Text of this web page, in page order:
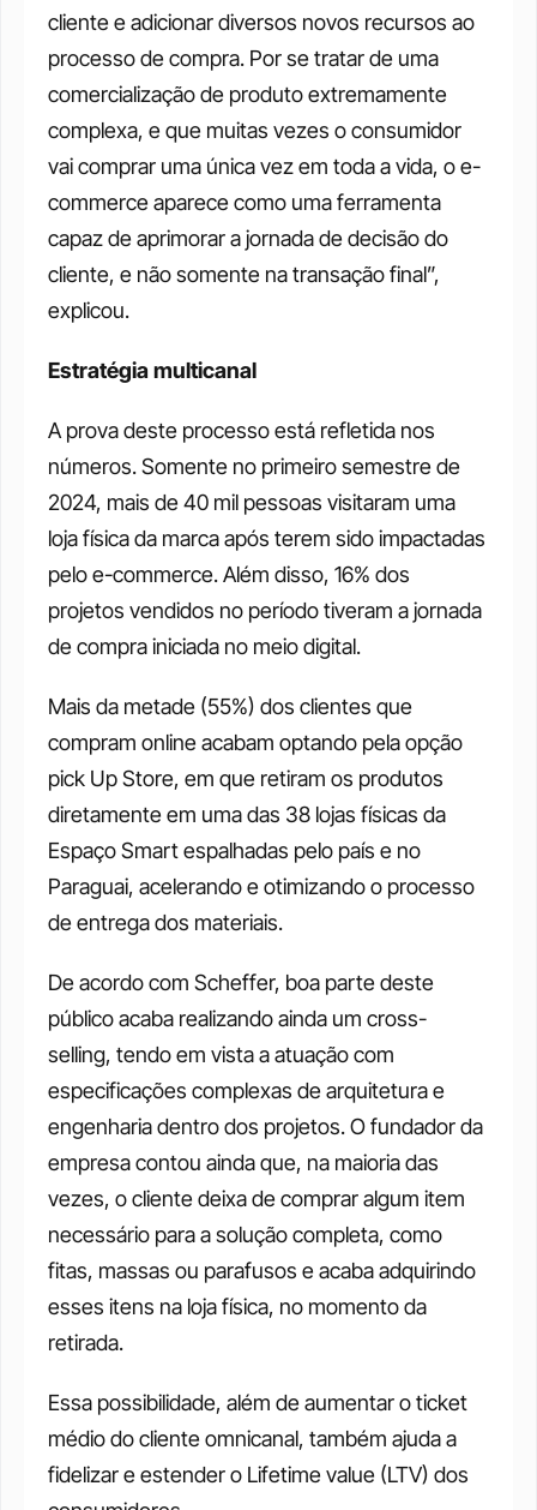
cliente e adicionar diversos novos recursos ao
processo de compra. Por se tratar de uma
comercialização de produto extremamente
complexa, e que muitas vezes o consumidor
vai comprar uma única vez em toda a vida, o e-
commerce aparece como uma ferramenta
capaz de aprimorar a jornada de decisão do
cliente, e não somente na transação final”,
explicou.
Estratégia multicanal
A prova deste processo está refletida nos
números. Somente no primeiro semestre de
2024, mais de 40 mil pessoas visitaram uma
loja física da marca após terem sido impactadas
pelo e-commerce. Além disso, 16% dos
projetos vendidos no período tiveram a jornada
de compra iniciada no meio digital.
Mais da metade (55%) dos clientes que
compram online acabam optando pela opção
pick Up Store, em que retiram os produtos
diretamente em uma das 38 lojas físicas da
Espaço Smart espalhadas pelo país e no
Paraguai, acelerando e otimizando o processo
de entrega dos materiais.
De acordo com Scheffer, boa parte deste
público acaba realizando ainda um cross-
selling, tendo em vista a atuação com
especificações complexas de arquitetura e
engenharia dentro dos projetos. O fundador da
empresa contou ainda que, na maioria das
vezes, o cliente deixa de comprar algum item
necessário para a solução completa, como
fitas, massas ou parafusos e acaba adquirindo
esses itens na loja física, no momento da
retirada.
Essa possibilidade, além de aumentar o ticket
médio do cliente omnicanal, também ajuda a
fidelizar e estender o Lifetime value (LTV) dos